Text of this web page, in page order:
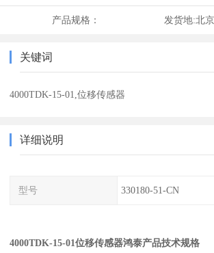
产品规格： 发货地:北
关键词
4000TDK-15-01,位移传感器
详细说明
型号 330180-51-CN
4000TDK-15-01位移传感器鸿泰产品技术规格